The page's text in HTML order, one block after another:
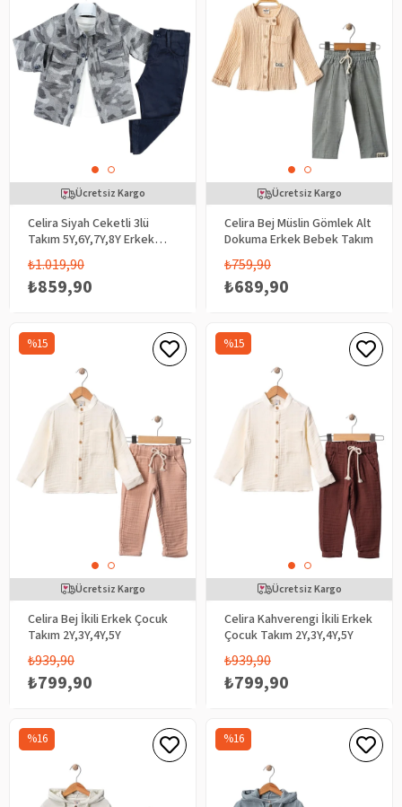
Celira Siyah Ceketli 3lü
Takım 5Y,6Y,7Y,8Y Erkek
Çocuk
₺859,90
₺1.019,90
Ücretsiz Kargo
Celira Bej Müslin Gömlek Alt
Dokuma Erkek Bebek Takım
₺689,90
₺759,90
Ücretsiz Kargo
Celira Bej İkili Erkek Çocuk
Takım 2Y,3Y,4Y,5Y
₺799,90
₺939,90
%15
Ücretsiz Kargo
Celira Kahverengi İkili Erkek
Çocuk Takım 2Y,3Y,4Y,5Y
₺799,90
₺939,90
%15
Ücretsiz Kargo
%16 %16